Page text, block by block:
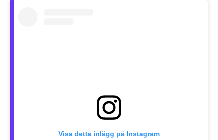
Visa detta inlägg på Instagram